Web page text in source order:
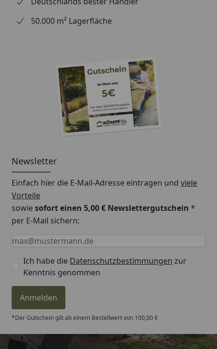
50.000 m² Lagerfläche
Newsletter
Einfach hier die E-Mail-Adresse eintragen und viele
Vorteile
sowiesofort einen 5,00 € Newslettergutschein *
per E-Mail sichern:
Keine Eingabe erforderlich
Eingabe erforderlich
E-Mail *
Ich habe die Datenschutzbestimmungen zur
Kenntnis genommen
Anmelden
*Der Gutschein gilt ab einem Bestellwert von 100,00 €